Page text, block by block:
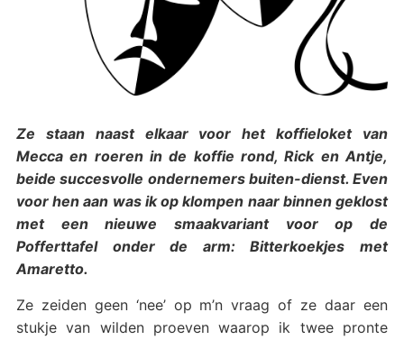
Ze staan naast elkaar voor het koffieloket van
Mecca en roeren in de koffie rond, Rick en Antje,
beide succesvolle ondernemers buiten-dienst. Even
voor hen aan was ik op klompen naar binnen geklost
met een nieuwe smaakvariant voor op de
Pofferttafel onder de arm: Bitterkoekjes met
Amaretto.
Ze zeiden geen ‘nee’ op m’n vraag of ze daar een
stukje van wilden proeven waarop ik twee pronte